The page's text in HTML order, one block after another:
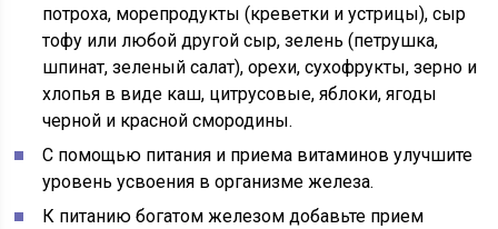
потроха, морепродукты (креветки и устрицы), сыр
тофу или любой другой сыр, зелень (петрушка,
шпинат, зеленый салат), орехи, сухофрукты, зерно и
хлопья в виде каш, цитрусовые, яблоки, ягоды
черной и красной смородины.
С помощью питания и приема витаминов улучшите
уровень усвоения в организме железа.
К питанию богатом железом добавьте прием